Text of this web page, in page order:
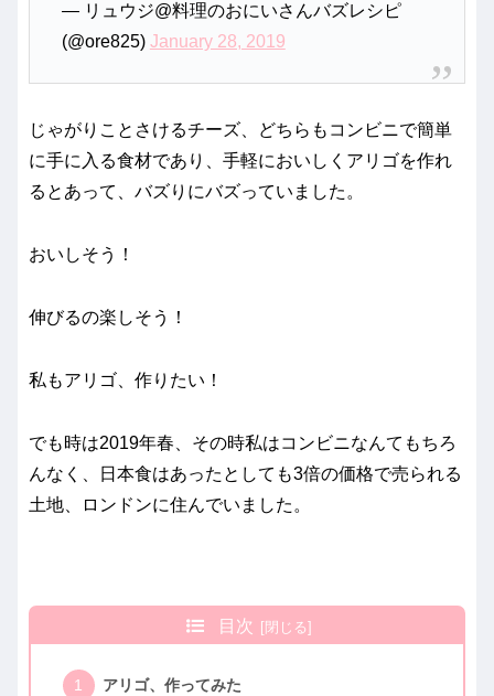
— リュウジ@料理のおにいさんバズレシピ
(@ore825) January 28, 2019
じゃがりことさけるチーズ、どちらもコンビニで簡単
に手に入る食材であり、手軽においしくアリゴを作れ
るとあって、バズりにバズっていました。
おいしそう！
伸びるの楽しそう！
私もアリゴ、作りたい！
でも時は2019年春、その時私はコンビニなんてもちろ
んなく、日本食はあったとしても3倍の価格で売られる
土地、ロンドンに住んでいました。
目次
アリゴ、作ってみた